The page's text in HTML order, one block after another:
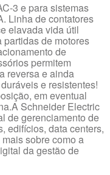
3 e para sistemas
Linha de contatores
elavada vida útil
de motores
de
permitem
reversa e ainda
e resistentes!
em eventual
Schneider Electric
de gerenciamento de
edifícios, data centers,
sobre como a
da gestão de